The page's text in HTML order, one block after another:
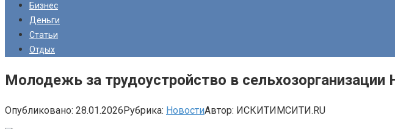
Бизнес
Деньги
Статьи
Отдых
Молодежь за трудоустройство в
Опубликовано: 28.01.2026Рубрика: НовостиАвтор: ИСКИТИМСИТИ.RU